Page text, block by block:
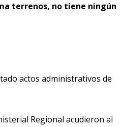
terrenos, no tiene ningún
actos administrativos de
Regional acudieron al